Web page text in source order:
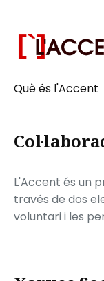
Què és l'Accent
L'Accent és un
través de dos
voluntari i les